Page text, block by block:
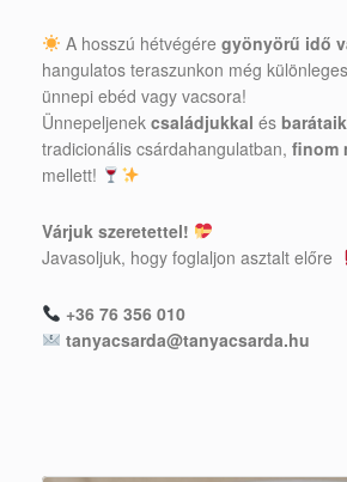
A hosszú hétvégére gyönyörű idő
hangulatos teraszunkon még
ünnepi ebéd vagy vacsora!
Ünnepeljenek családjukkal és
tradicionális csárdahangulatban, finom
mellett!
Várjuk szeretettel!
Javasoljuk, hogy foglaljon asztalt előre
+36 76 356 010
tanyacsarda@tanyacsarda.hu